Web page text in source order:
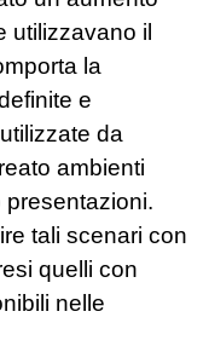
utilizzavano il
la
e
da
ambienti
tali scenari con
quelli con
nelle